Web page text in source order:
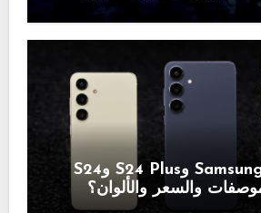
Samsung Galaxy S24 وS24 Plus وS24